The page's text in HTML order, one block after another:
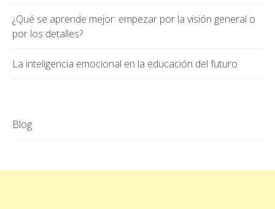
¿Qué se aprende mejor: empezar por la visión general o
por los detalles?
La inteligencia emocional en la educación del futuro
Blog